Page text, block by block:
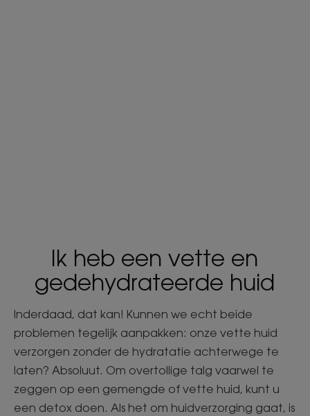
Ik heb een vette en
gedehydrateerde huid
Inderdaad, dat kan! Kunnen we echt beide
problemen tegelijk aanpakken: onze vette huid
verzorgen zonder de hydratatie achterwege te
laten? Absoluut. Om overtollige talg vaarwel te
zeggen op een gemengde of vette huid, kunt u
een detox doen. Als het om huidverzorging gaat, is